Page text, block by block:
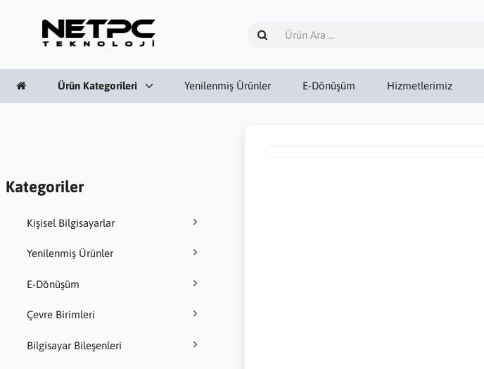
Ürün Kategorileri Yenilenmiş Ürünler E-Dönüşüm Hizmetlerimiz
Kategoriler
Kişisel Bilgisayarlar
Yenilenmiş Ürünler
E-Dönüşüm
Çevre Birimleri
Bilgisayar Bileşenleri